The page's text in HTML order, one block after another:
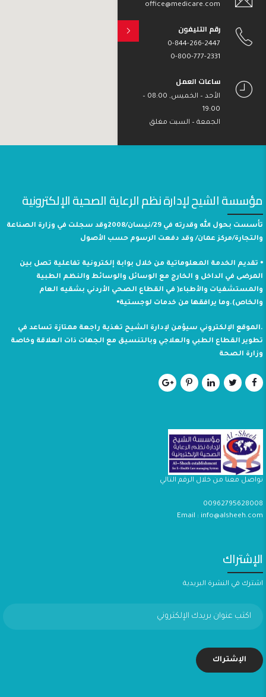
office@medicare.com
رقم التليفون
0-844-266-2447
0-800-777-2331
ساعات العمل
الأحد – الخميس, 08:00 –
19:00
الجمعة – السبت مغلق
مؤسسة الشيح لإدارة نظم الرعاية الصحية الإلكترونية
تأسست بحول الله وقدرته في 29/نيسان/2008وقد سجلت في وزارة الصناعة
والتجارة/مركز عمان/ وقد دفعت الرسوم حسب الأصول
⦁ تقديم الخدمة المعلوماتية من خلال بوابة إلكترونية تفاعلية تصل بين
المرضى في الداخل و الخارج مع الوسائل والوسائط والنظم الطبية
والمستشفيات والأطباء( في القطاع الصحي الأردني بشقيه العام
والخاص).وما يرافقها من خدمات لوجستية⦁
.الموقع الإلكتروني سيؤمن لإدارة الشيح تغذية راجعة ممتازة تساعد في
تطوير القطاع الطبي والعلاجي وبالتنسيق مع الجهات ذات العلاقة وخاصة
وزارة الصحة
تواصل معنا من خلال الرقم التالي
00962795628008
Email : info@alsheeh.com
الإشتراك
اشترك في النشرة البريدية